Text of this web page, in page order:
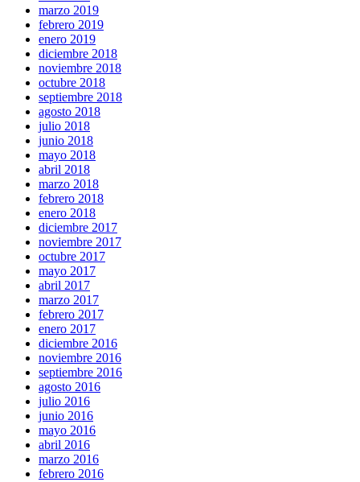
marzo 2019
febrero 2019
enero 2019
diciembre 2018
noviembre 2018
octubre 2018
septiembre 2018
agosto 2018
julio 2018
junio 2018
mayo 2018
abril 2018
marzo 2018
febrero 2018
enero 2018
diciembre 2017
noviembre 2017
octubre 2017
mayo 2017
abril 2017
marzo 2017
febrero 2017
enero 2017
diciembre 2016
noviembre 2016
septiembre 2016
agosto 2016
julio 2016
junio 2016
mayo 2016
abril 2016
marzo 2016
febrero 2016